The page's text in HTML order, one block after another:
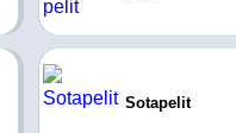
Sotapelit